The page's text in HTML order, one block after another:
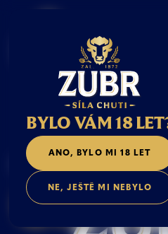
BYLO VÁM 18
ANO, BYLO MI 18 LET
NE, JEŠTĚ MI NEBYLO
GRADUS 12GRAND 11
ZUBR
GRAD